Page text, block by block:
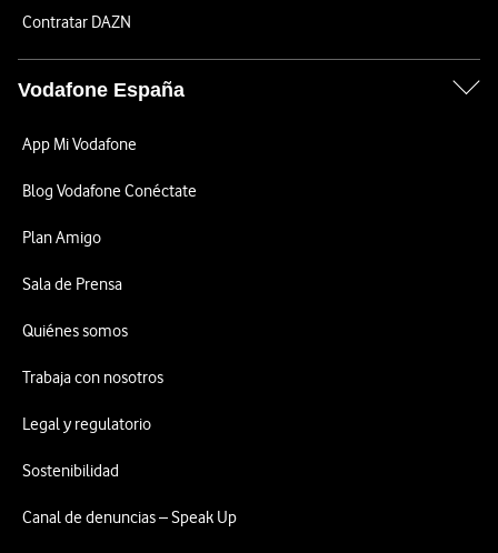
Contratar DAZN
Vodafone España
App Mi Vodafone
Blog Vodafone Conéctate
Plan Amigo
Sala de Prensa
Quiénes somos
Trabaja con nosotros
Legal y regulatorio
Sostenibilidad
Canal de denuncias – Speak Up